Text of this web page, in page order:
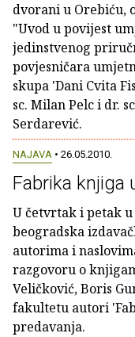
dvorani u Orebiću,
"Uvod u povijest
jedinstvenog
povjesničara
skupa 'Dani Cvita
sc. Milan Pelc i dr.
Serdarević.
NAJAVA • 26.05.2010.
Fabrika knjiga
U četvrtak i petak
beogradska
autorima i
razgovoru o
Veličković, Boris
fakultetu autori
predavanja.